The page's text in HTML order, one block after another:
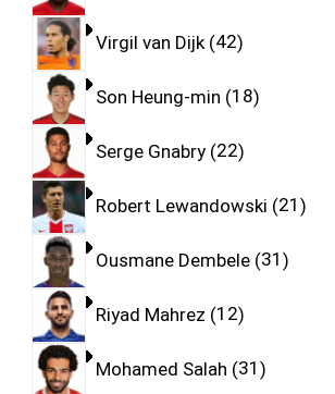
Virgil van Dijk 42
Son Heung-min 18
Serge Gnabry 22
Robert Lewandowski 21
Ousmane Dembele 31
Riyad Mahrez 12
Mohamed Salah 31